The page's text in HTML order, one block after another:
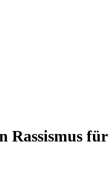
Rassismus für